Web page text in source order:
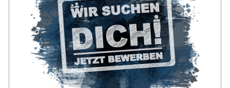
Personalmanagement.